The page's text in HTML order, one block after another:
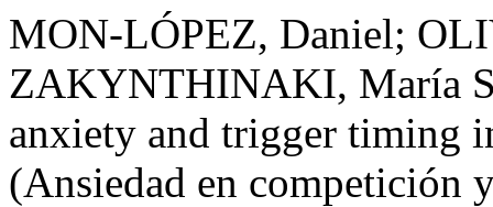
MON-LÓPEZ, Daniel;
ZAKYNTHINAKI, María
anxiety and trigger timing
(Ansiedad en competición